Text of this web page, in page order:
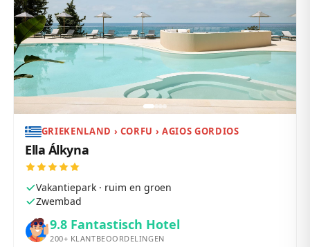
GRIEKENLAND › CORFU › AGIOS GORDIOS
Ella Álkyna
Vakantiepark · ruim en groen
Zwembad
9.8 Fantastisch Hotel
200+ KLANTBEOORDELINGEN